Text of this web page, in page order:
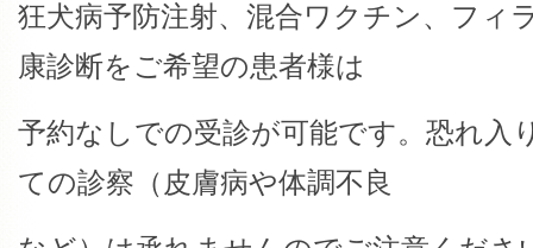
狂犬病予防注射、混合ワクチン、フィ
康診断をご希望の患者様は
予約なしでの受診が可能です。恐れ入
ての診察（皮膚病や体調不良